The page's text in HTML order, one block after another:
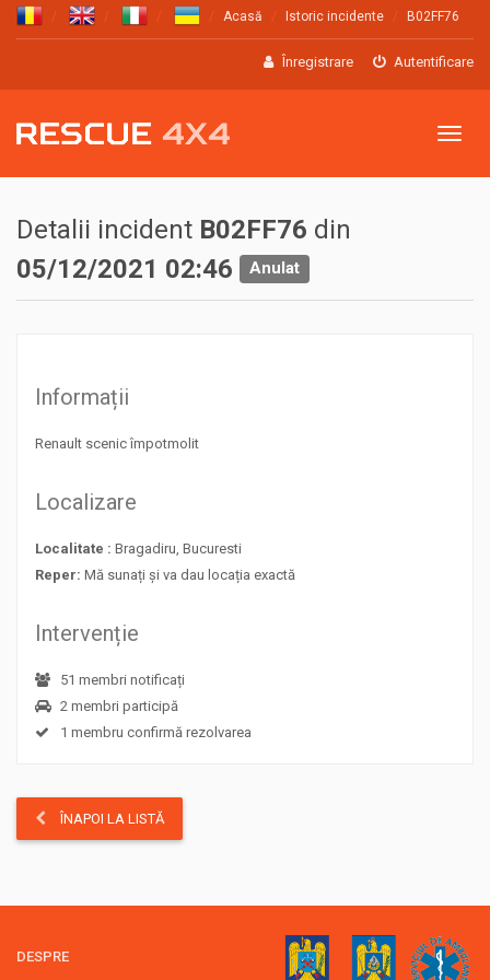
Acasă Istoric incidente B02FF76
Înregistrare Autentificare
Meniu
Detalii incident B02FF76 din
05/12/2021 02:46
Anulat
Informații
Renault scenic împotmolit
Localizare
Localitate : Bragadiru, Bucuresti
Reper: Mă sunați și va dau locația exactă
Intervenție
51 membri notificați
2 membri participă
1 membru confirmă rezolvarea
ÎNAPOI LA LISTĂ
DESPRE